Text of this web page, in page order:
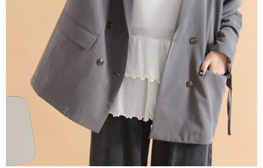
１．透過由恩沛科技股份有限公司提供之「AFTEE先享後付」服務完成之交
易，需依本服務之必要範圍內提供個人資料，並將交易相關給付款項請求債
權轉讓予恩沛科技股份有限公司。
２．關於個人資料處理事宜，請瀏覽以下網址：
https://aftee.tw/terms/#terms3
３．未成年的使用者請事先徵得法定代理人或監護人之同意方可使用
「AFTEE先享後付」，若未經同意申辦者引起之損失，本公司不負相關責
任。
４．使用「AFTEE先享後付」時，將依據個別帳號之用戶狀況，依本公司即
時審查核予不同之上限額度；若仍有額度不足之情形，本公司將視審查結果
請求用戶進行身份認證。
５．嚴禁一人註冊多個帳號或使用他人資訊註冊。若發現惡意使用之情形，
恩沛科技股份有限公司將有權停止該用戶之使用額度並採取法律行動。
每筆NT$60，滿NT$1,500(含以上)免運費
7-11純取貨
每筆NT$60，滿NT$1,500(含以上)免運費
每筆NT$90，滿NT$1,500(含以上)免運費